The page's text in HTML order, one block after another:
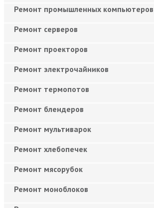
Ремонт промышленных компьютеров
Ремонт серверов
Ремонт проекторов
Ремонт электрочайников
Ремонт термопотов
Ремонт блендеров
Ремонт мультиварок
Ремонт хлебопечек
Ремонт мясорубок
Ремонт моноблоков